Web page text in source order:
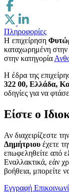
Πληροφορίες
Η επιχείρηση
καταχωρημένη στην
στην κατηγορία
H έδρα της
322 00, Ελλάδα,
οδηγίες για να
Είστε ο
Αν διαχειρίζεστε
Δημήτριου έχετε
επωφεληθείτε από
Εναλλακτικά, εάν
βοήθεια, μπορείτε
Εγγραφή